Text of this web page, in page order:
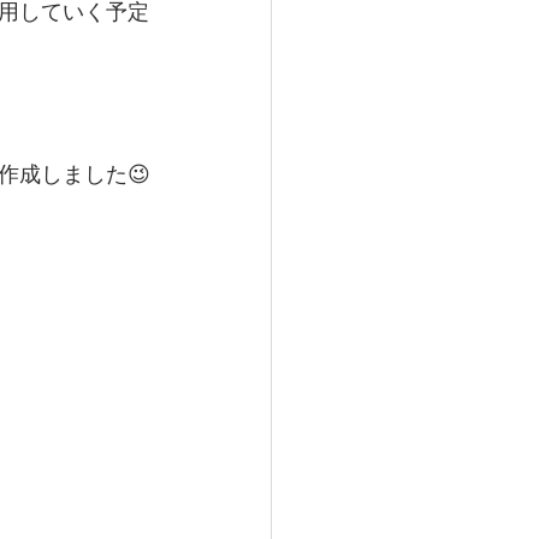
していく予定
成しました😉